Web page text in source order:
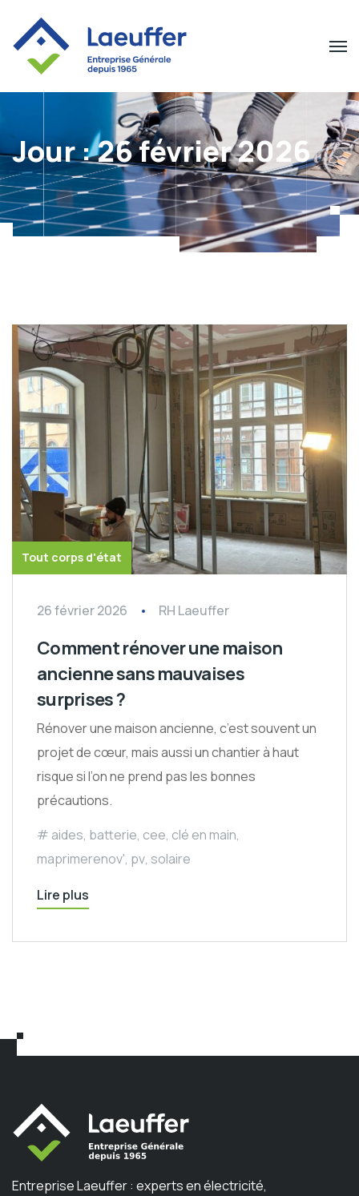
Jour :26 février 2026
Tout corps d'état
26 février 2026 RH Laeuffer
Comment rénover une maison
ancienne sans mauvaises
surprises ?
Rénover une maison ancienne, c’est souvent un
projet de cœur, mais aussi un chantier à haut
risque si l’on ne prend pas les bonnes
précautions.
aides, batterie, cee, clé en main,
maprimerenov', pv, solaire
Lire plus
Entreprise Laeuffer : experts en électricité,